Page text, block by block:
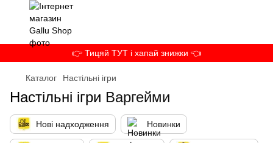
👉 Тицяй ТУТ і хапай знижки 👈
Каталог Настільні ігри
Настільні ігри Варгейми
Нові надходження Новинки